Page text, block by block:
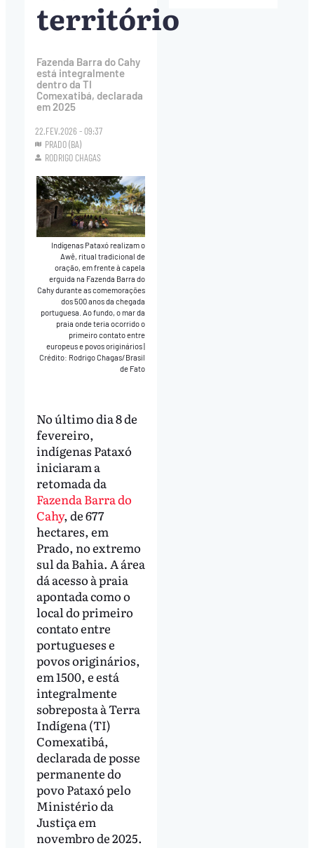
território
Fazenda Barra do Cahy
está integralmente
dentro da TI
Comexatibá, declarada
em 2025
22.FEV.2026 - 09:37
PRADO (BA)
RODRIGO CHAGAS
Indígenas Pataxó realizam o
Awê, ritual tradicional de
oração, em frente à capela
erguida na Fazenda Barra do
Cahy durante as comemorações
dos 500 anos da chegada
portuguesa. Ao fundo, o mar da
praia onde teria ocorrido o
primeiro contato entre
europeus e povos originários
Crédito: Rodrigo Chagas/Brasil
de Fato
No último dia 8 de
fevereiro,
indígenas Pataxó
iniciaram a
retomada da
Fazenda Barra do
Cahy, de 677
hectares, em
Prado, no extremo
sul da Bahia. A área
dá acesso à praia
apontada como o
local do primeiro
contato entre
portugueses e
povos originários,
em 1500, e está
integralmente
sobreposta à Terra
Indígena (TI)
Comexatibá,
declarada de posse
permanente do
povo Pataxó pelo
Ministério da
Justiça em
novembro de 2025.